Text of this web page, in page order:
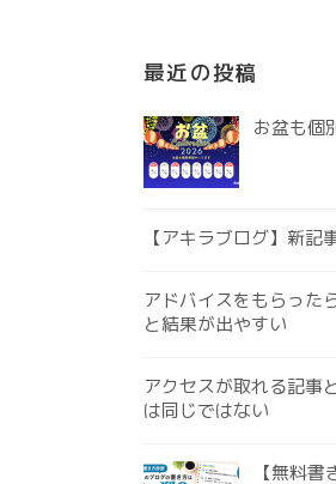
最近の投稿
お盆も個
【アキラブログ】新記
アドバイスをもらった
と結果が出やすい
アクセスが取れる記事
は同じではない
【無料